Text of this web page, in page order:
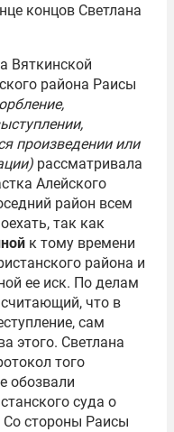
концов Светлана
Вяткинской
района Раисы
произведении или
рассматривала
Алейского
район всем
так как
к тому времени
района и
ее иск. По делам
считающий, что в
сам
этого. Светлана
того
обозвали
суда о
Со стороны Раисы